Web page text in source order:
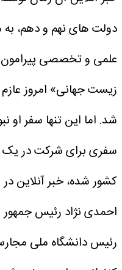
دولت های نهم و دهم،
علمی و تخصصی
زیست جهانی» امروز
شد.
سفری برای شرکت در یک
کشور شده، خبر آنلاین
احمدی نژاد رئیس جمهور
رئیس دانشگاه ملی